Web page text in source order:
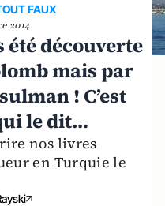
FAUX
2014
été découverte
mais par
! C’est
le dit…
nos livres
en Turquie le